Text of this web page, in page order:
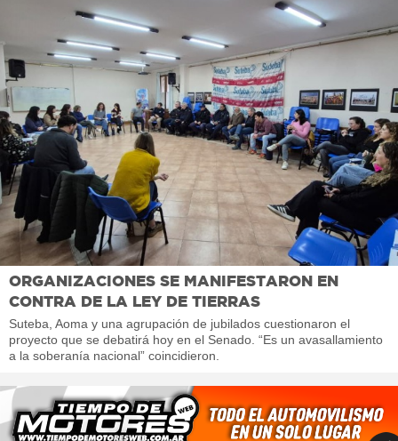
ORGANIZACIONES SE MANIFESTARON EN
CONTRA DE LA LEY DE TIERRAS
Suteba, Aoma y una agrupación de jubilados cuestionaron el
proyecto que se debatirá hoy en el Senado. “Es un avasallamiento
a la soberanía nacional” coincidieron.